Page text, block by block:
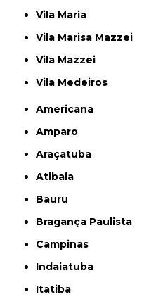
Vila Maria
Vila Marisa Mazzei
Vila Mazzei
Vila Medeiros
Americana
Amparo
Araçatuba
Atibaia
Bauru
Bragança Paulista
Campinas
Indaiatuba
Itatiba